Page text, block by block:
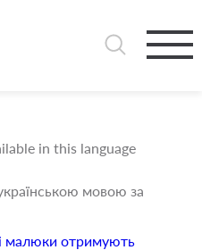
in this language
мовою за
малюки отримують